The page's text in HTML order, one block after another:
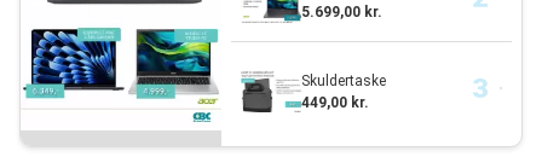
5.699,00 kr.
Skuldertaske
449,00 kr.